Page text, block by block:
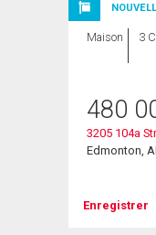
Maison
3
480
3205 104a
Edmonton,
Enregistrer